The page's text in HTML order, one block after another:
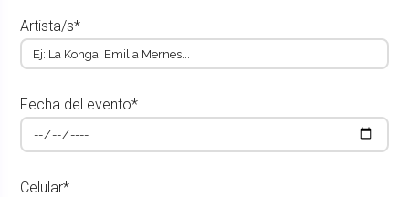
Artista/s*
Fecha del evento*
Celular*